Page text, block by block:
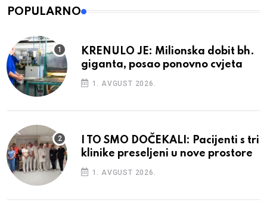
POPULARNO
KRENULO JE: Milionska dobit bh.
giganta, posao ponovno cvjeta
1. AVGUST 2026.
I TO SMO DOČEKALI: Pacijenti s tri
klinike preseljeni u nove prostore
1. AVGUST 2026.